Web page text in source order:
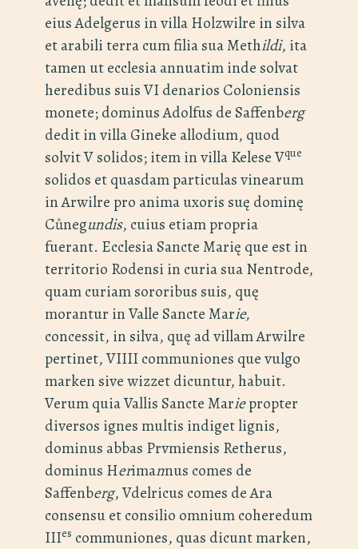
eius Adelgerus in villa Holzwilre in silva
et arabili terra cum filia sua Methildi, ita
tamen ut ecclesia annuatim inde solvat
heredibus suis VI denarios Coloniensis
monete; dominus Adolfus de Saffenberg
dedit in villa Gineke allodium, quod
solvit V solidos; item in villa Kelese Vque
solidos et quasdam particulas vinearum
in Arwilre pro anima uxoris suę dominę
Cůnegundis, cuius etiam propria
fuerant. Ecclesia Sancte Marię que est in
territorio Rodensi in curia sua Nentrode,
quam curiam sororibus suis, quę
morantur in Valle Sancte Marie,
concessit, in silva, quę ad villam Arwilre
pertinet, VIIII communiones que vulgo
marken sive wizzet dicuntur, habuit.
Verum quia Vallis Sancte Mariepropter
diversos ignes multis indiget lignis,
dominus abbas Prvmiensis Retherus,
dominus Herimannus comes de
Saffenberg, Vdelricus comes de Ara
consensu et consilio omnium coheredum
IIIes communiones, quas dicunt marken,